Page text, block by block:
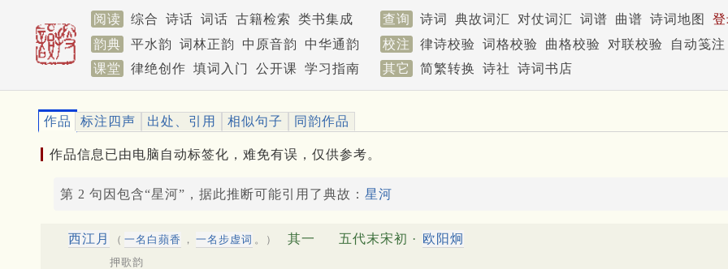
阅读 综合 诗话 词话 古籍检索 类书集成 查询 诗词 典故词汇 对仗词汇 词谱 曲谱 诗词地图
韵典
平水韵 词林正韵 中原音韵 中华通韵 校注 律诗校验 词格校验 曲格校验 对联校验
自动笺注
课堂
律绝创作 填词入门 公开课 学习指南 其它 简繁转换 诗社 诗词书店
作品 标注四声 出处、引用 相似句子 同韵作品
作品信息已由电脑自动标签化，难免有误，仅供参考。
第 2 句因包含“星河”，据此推断可能引用了典故： 星河
西江月 （ 一名白蘋香 ， 一名步虚词 。） 其一 五代末宋初 · 欧阳炯
押歌韵